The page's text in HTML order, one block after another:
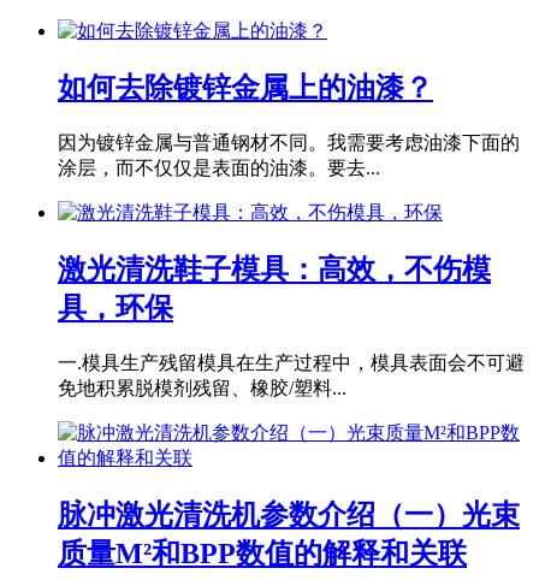
如何去除镀锌金属上的油漆？
因为镀锌金属与普通钢材不同。我需要考虑油漆下面的
涂层，而不仅仅是表面的油漆。要去...
激光清洗鞋子模具：高效，不伤模
具，环保
一.模具生产残留模具在生产过程中，模具表面会不可避
免地积累脱模剂残留、橡胶/塑料...
脉冲激光清洗机参数介绍（一）光束
质量M²和BPP数值的解释和关联